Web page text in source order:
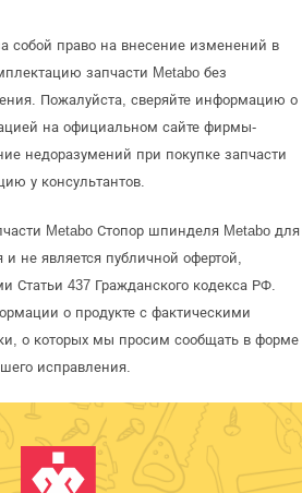
собой право на внесение изменений в
запчасти Metabo без
Пожалуйста, сверяйте информацию о
на официальном сайте фирмы-
недоразумений при покупке запчасти
у консультантов.
Metabo Стопор шпинделя Metabo для
не является публичной офертой,
Статьи 437 Гражданского кодекса РФ.
о продукте с фактическими
о которых мы просим сообщать в форме
исправления.